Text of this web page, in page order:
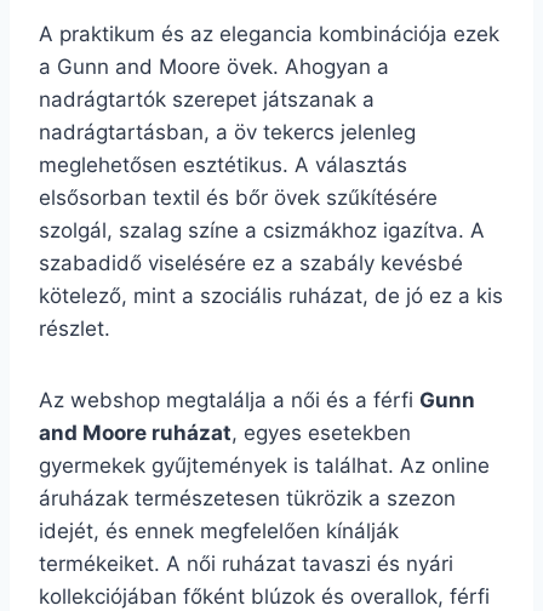
A praktikum és az elegancia kombinációja ezek
a Gunn and Moore övek. Ahogyan a
nadrágtartók szerepet játszanak a
nadrágtartásban, a öv tekercs jelenleg
meglehetősen esztétikus. A választás
elsősorban textil és bőr övek szűkítésére
szolgál, szalag színe a csizmákhoz igazítva. A
szabadidő viselésére ez a szabály kevésbé
kötelező, mint a szociális ruházat, de jó ez a kis
részlet.
Az webshop megtalálja a női és a férfi Gunn
and Moore ruházat, egyes esetekben
gyermekek gyűjtemények is találhat. Az online
áruházak természetesen tükrözik a szezon
idejét, és ennek megfelelően kínálják
termékeiket. A női ruházat tavaszi és nyári
kollekciójában főként blúzok és overallok, férfi